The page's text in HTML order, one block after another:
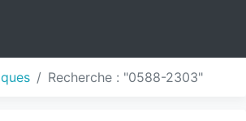
Recherche : "0588-2303"